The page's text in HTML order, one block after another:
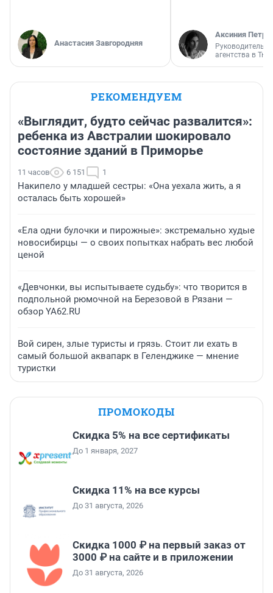
Анастасия Завгородняя
Аксиния
Руководитель
агентства в
РЕКОМЕНДУЕМ
«Выглядит, будто сейчас развалится»:
ребенка из Австралии шокировало
состояние зданий в Приморье
11 часов 6 151 1
Накипело у младшей сестры: «Она уехала жить, а я
осталась быть хорошей»
«Ела одни булочки и пирожные»: экстремально худые
новосибирцы — о своих попытках набрать вес любой
ценой
«Девчонки, вы испытываете судьбу»: что творится в
подпольной рюмочной на Березовой в Рязани —
обзор YA62.RU
Вой сирен, злые туристы и грязь. Стоит ли ехать в
самый большой аквапарк в Геленджике — мнение
туристки
ПРОМОКОДЫ
Скидка 5% на все сертификаты
До 1 января, 2027
Скидка 11% на все курсы
До 31 августа, 2026
Скидка 1000 ₽ на первый заказ от
3000 ₽ на сайте и в приложении
До 31 августа, 2026